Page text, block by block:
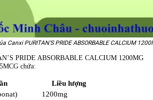
Canxi PURITAN’S PRIDE ABSORBABLE CALCIUM
PRIDE ABSORBABLE CALCIUM 1200MG
chứa:
Liều lượng
1200mg